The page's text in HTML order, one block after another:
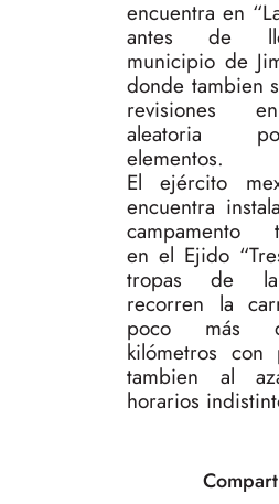
encuentra en
antes de
municipio de
donde tambien
revisiones
aleatoria
elementos.
El ejército
encuentra
campamento
en el Ejido
tropas de
recorren la
poco más
kilómetros con
tambien al
horarios